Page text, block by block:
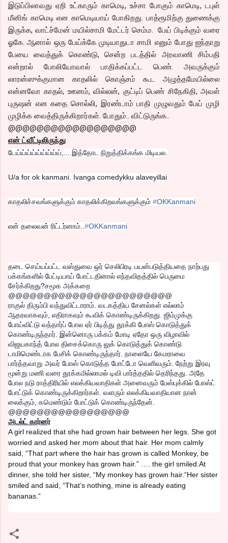
இடுப்பிலாவது ஏறி உட்காரும் காமெடி, உச்சா போகும் காமெடி, டபுள்
மீனிங் காமெடி என காமெடியாய் போகிறது. பாத்ரூமிற்கு துணைக்கு
இருக்க, வாட்ச்மேன் மயில்சாமி மேட்டர் செம்ம. பேய் பிடிக்கும் வரை
ஓகே. ஆனால் ஒரு பேய்க்கே முடியாதுடா சாமி எனும் போது ஐந்தாறு
பேயை வைத்துக் கொண்டு, சென்ற படத்தில் அரவாணி சிம்பதி
என்றால் போலியோவால் பாதிக்கப்பட்ட பெண். அவருக்கும்
லாரன்ஸுக்குமான காதலில் கொஞ்சம் கூட அழுத்தமேயில்லை
என்னவோ காதல், ஊனம், வில்லன், குட்டிப் பெண் சிநேகிதி, அவள்
புருஷன் என கதை சொல்லி, இரண்டாம் பாதி முழுவதும் பேய் முழி
முழிக்க வைத்திருக்கிறார்கள். போதும்.. விட்டுருங்க..
@@@@@@@@@@@@@@@@@@
என் ட்வீட்டிலிருந்து
டேய்ய்ய்ய்ய்ய்ய்ய்ய்,... இத்தோட நிறுத்திக்கங்க மிடியல.
U/a for ok kanmani. Ivanga comedykku alaveyillai
காதலிச்சவங்களுக்கும் காதலிக்கிறவங்களுக்கும் ‪#‎OKKanmani‬
என் தலைவன் ரிட்டர்னாம்.. ‪#‎OKKanmani‬
தடை செய்யப்பட்ட வஸ்துவை ஒர் செலிபிரடி பயன்படுத்தியதை நாற்பது
பக்கங்களில் பேட்டியாய் போட்டதினால் எந்தவிதத்தில் பெருமை
சேர்க்கிறது?சமூக அக்கறை
@@@@@@@@@@@@@@@@@@@@@@@
ராகுல் திரும்பி வந்துவிட்டாராம். வடகத்திய சேனல்கள் எல்லாம்
ஆதரவாகவும், எதிராகவும் கூவிக் கொண்டிருக்கிறது. ஜிம்முக்கு
போய்விட்டு வந்தார்ப் போல ஏர் பிடித்து தூக்கி போஸ் கொடுத்துக்
கொண்டிருந்தார். இன்னொரு பக்கம் மோடி ஏதோ ஒரு விழாவில்
விஜயகாந்த் போல திசைக்கொரு லுக் கொடுத்துக் கொண்டு
டாமிமெண்டாக பேசிக் கொண்டிருந்தார். நாளையே கேமராவை
பார்த்தவாறு அவர் போஸ் கொடுத்த போட்டோ வெளிவரும். நேற்று இரவு
மூன்று மணி வரை தூக்கமில்லாமல் டிவி பார்த்ததில் தெரிந்தது. அதே
போல நடு ராத்திரியில் எலக்கியவாதிகள் அனைவரும் பேஸ்புக்கில் போஸ்ட்
போட்டுக் கொண்டிருக்கிறார்கள். வளரும் எலக்கியவாதியான நான்
லைக்கும், கமெண்டும் போட்டுக் கொண்டிருந்தேன்.
@@@@@@@@@@@@@@@@@
அடல்ட் கார்னர்
A girl realized that she had grown hair between her legs. She got
worried and asked her mom about that hair. Her mom calmly
said, “That part where the hair has grown is called Monkey, be
proud that your monkey has grown hair.” …. the girl smiled. At
dinner, she told her sister, “My monkey has grown hair.”Her sister
smiled and said, “That’s nothing, mine is already eating
bananas.”